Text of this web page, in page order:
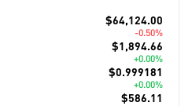
$64,124.00
-0.50%
$1,894.66
+0.00%
$0.999181
+0.00%
$586.11